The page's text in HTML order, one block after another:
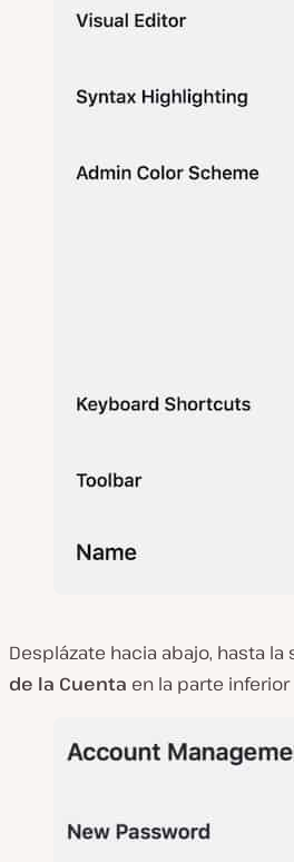
Desplázate hacia abajo, hasta
de la Cuenta en la parte